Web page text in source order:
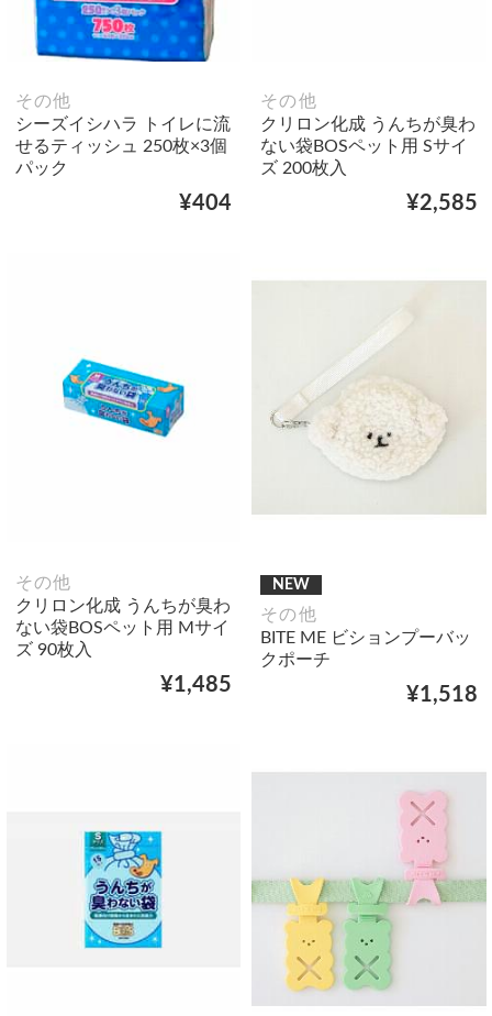
その他
シーズイシハラ トイレに流
せるティッシュ 250枚×3個
パック
¥404
その他
クリロン化成 うんちが臭わ
ない袋BOSペット用 Sサイ
ズ 200枚入
¥2,585
その他
クリロン化成 うんちが臭わ
ない袋BOSペット用 Mサイ
ズ 90枚入
¥1,485
NEW
その他
BITE ME ビションプーバッ
クポーチ
¥1,518